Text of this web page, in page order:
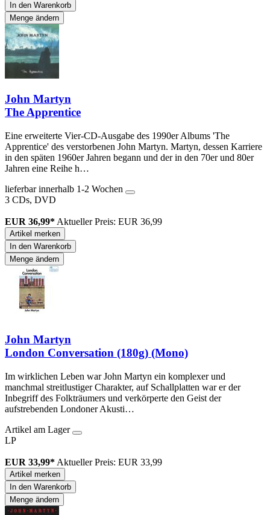
In den Warenkorb
Menge ändern
John Martyn
The Apprentice
Eine erweiterte Vier-CD-Ausgabe des 1990er Albums 'The
Apprentice' des verstorbenen John Martyn. Martyn, dessen Karriere
in den späten 1960er Jahren begann und der in den 70er und 80er
Jahren eine Reihe h…
lieferbar innerhalb 1-2 Wochen
3 CDs, DVD
EUR 36,99* Aktueller Preis: EUR 36,99
Artikel merken
In den Warenkorb
Menge ändern
John Martyn
London Conversation (180g) (Mono)
Im wirklichen Leben war John Martyn ein komplexer und
manchmal streitlustiger Charakter, auf Schallplatten war er der
Inbegriff des Folkträumers und verkörperte den Geist der
aufstrebenden Londoner Akusti…
Artikel am Lager
LP
EUR 33,99* Aktueller Preis: EUR 33,99
Artikel merken
In den Warenkorb
Menge ändern